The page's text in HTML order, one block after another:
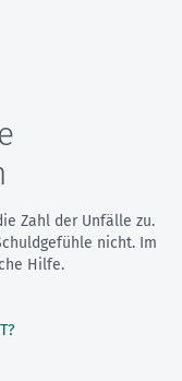
Zahl der Unfälle zu.
nicht. Im
Hilfe.